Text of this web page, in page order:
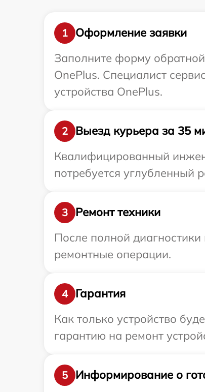
1
Оформление заявки
Заполните форму
OnePlus. Специалист
устройства OnePlus.
2
Выезд курьера за 35
Квалифицированный
потребуется углубленный
3
Ремонт техники
После полной
ремонтные операции.
4
Гарантия
Как только устройство
гарантию на ремонт
5
Информирование о